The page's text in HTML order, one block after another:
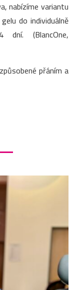
nabízíme variantu
do individuálně
(BlancOne,
přáním a